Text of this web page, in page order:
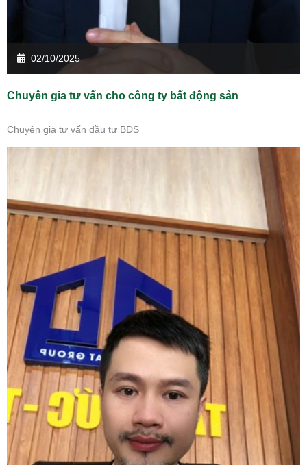
02/10/2025
Chuyên gia tư vấn cho công ty bất động sản
Chuyên gia tư vấn đầu tư BĐS